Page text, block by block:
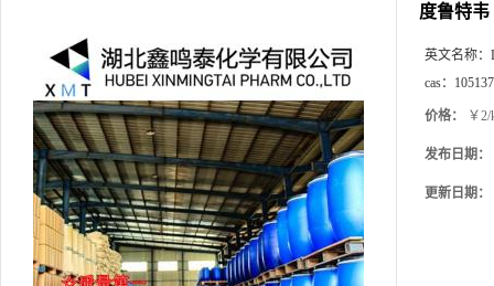
度鲁特韦
英文名称：
cas：
价格： ￥2/
发布日期：
更新日期：